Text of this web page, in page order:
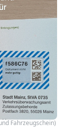
Fahrzeugschein)